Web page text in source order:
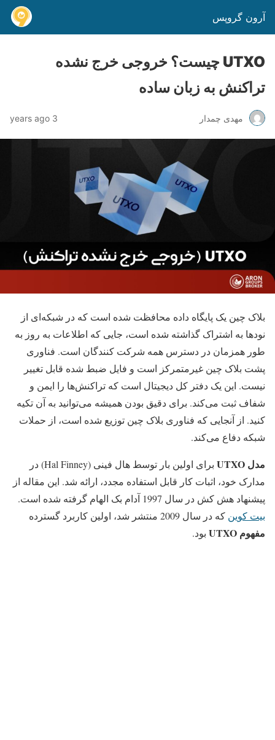
آرون گروپس
UTXO چیست؟ خروجی خرج نشده
تراکنش به زبان ساده
مهدی چمدار 3 years ago
بلاک چین یک پایگاه داده محافظت شده است که در شبکه‌ای از
نودها به اشتراک گذاشته شده است، جایی که اطلاعات به روز به
طور همزمان در دسترس همه شرکت کنندگان است. فناوری
پشت بلاک چین غیرمتمرکز است و فایل ضبط شده قابل تغییر
نیست. این یک دفتر کل دیجیتال است که تراکنش‌ها را ایمن و
شفاف ثبت می‌کند. برای دقیق بودن همیشه می‌توانید به آن تکیه
کنید. از آنجایی که فناوری بلاک چین توزیع شده است، از حملات
شبکه دفاع می‌کند.
مدل UTXO
برای اولین بار توسط هال فینی (Hal Finney) در
مدارک خود، اثبات کار قابل استفاده مجدد، ارائه شد. این مقاله از
پیشنهاد هش کش در سال 1997 آدام بک الهام گرفته شده است.
بیت کوین که در سال 2009 منتشر شد، اولین کاربرد گسترده
مفهوم UTXO بود.